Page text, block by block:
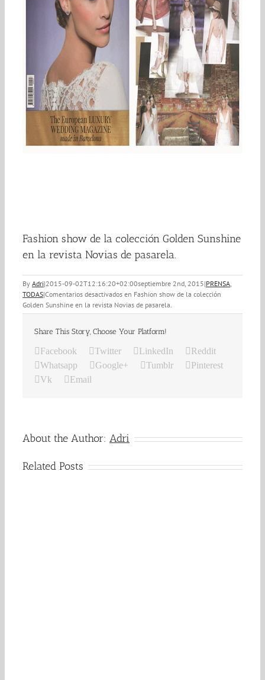
Fashion show de la colección Golden Sunshine
en la revista Novias de pasarela.
By Adri|2015-09-02T12:16:20+02:00septiembre 2nd, 2015|PRENSA,
TODAS|Comentarios desactivados en Fashion show de la colección
Golden Sunshine en la revista Novias de pasarela.
Share This Story, Choose Your Platform!
Facebook Twitter LinkedIn
Reddit
Whatsapp
Google+ Tumblr
Pinterest
Vk
Email
About the Author: Adri
Related Posts